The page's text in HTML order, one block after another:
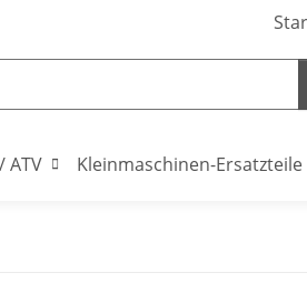
ATV Kleinmaschinen-Ersatzteile